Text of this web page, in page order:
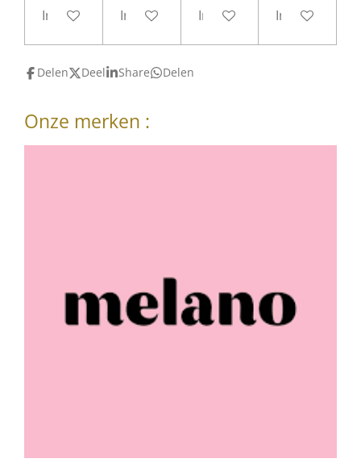
In winkelwagenIn winkelwagenIn winkelwagenIn
Delen Deel Share Delen
Onze merken :